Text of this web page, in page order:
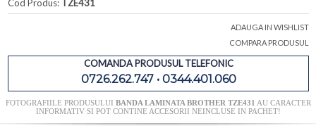
Cod Produs: TZE431
ADAUGA IN WISHLIST
COMPARA PRODUSUL
COMANDA PRODUSUL TELEFONIC
0726.262.747 • 0344.401.060
FOTOGRAFIILE PRODUSULUI BANDA LAMINATA BROTHER TZE431 AU CARACTER
INFORMATIV SI POT CONTINE ACCESORII NEINCLUSE IN PACHET!